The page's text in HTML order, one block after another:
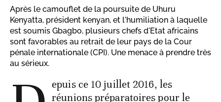
Après le camouflet de la poursuite de Uhuru
Kenyatta, président kenyan, et l'humiliation à laquelle
est soumis Gbagbo, plusieurs chefs d'Etat africains
sont favorables au retrait de leur pays de la Cour
pénale internationale (CPI). Une menace à prendre très
au sérieux.
epuis ce 10 juillet 2016, les
réunions préparatoires pour le